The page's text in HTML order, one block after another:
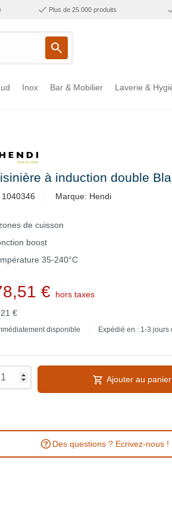
Plus de 25.000 produits
Inox Bar & Mobilier Laverie &
à induction double
1040346 Marque: Hendi
de cuisson
boost
35-240°C
€
hors taxes
€
disponible Expédié en : 1-3 jours
Ajouter au panier
Des questions ? Ecrivez-nous !